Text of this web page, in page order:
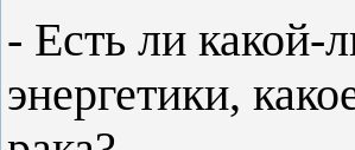
- Есть ли какой-
энергетики,